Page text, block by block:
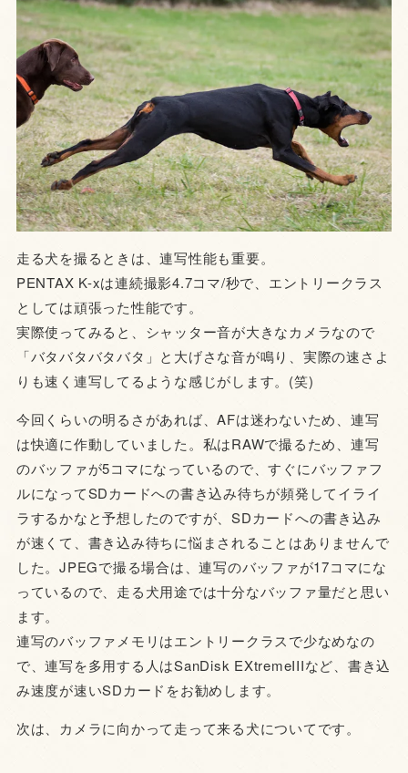
走る犬を撮るときは、連写性能も重要。
PENTAX K-xは連続撮影4.7コマ/秒で、エントリークラス
としては頑張った性能です。
実際使ってみると、シャッター音が大きなカメラなので
「バタバタバタバタ」と大げさな音が鳴り、実際の速さよ
りも速く連写してるような感じがします。(笑)
今回くらいの明るさがあれば、AFは迷わないため、連写
は快適に作動していました。私はRAWで撮るため、連写
のバッファが5コマになっているので、すぐにバッファフ
ルになってSDカードへの書き込み待ちが頻発してイライ
ラするかなと予想したのですが、SDカードへの書き込み
が速くて、書き込み待ちに悩まされることはありませんで
した。JPEGで撮る場合は、連写のバッファが17コマにな
っているので、走る犬用途では十分なバッファ量だと思い
ます。
連写のバッファメモリはエントリークラスで少なめなの
で、連写を多用する人はSanDisk EXtremeIIIなど、書き込
み速度が速いSDカードをお勧めします。
次は、カメラに向かって走って来る犬についてです。